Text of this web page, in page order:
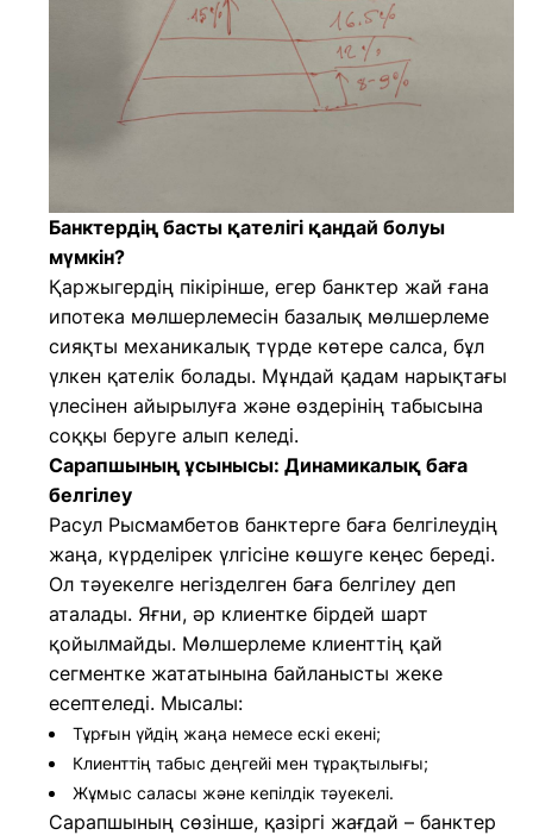
Банктердің басты қателігі қандай болуы
мүмкін?
Қаржыгердің пікірінше, егер банктер жай ғана
ипотека мөлшерлемесін базалық мөлшерлеме
сияқты механикалық түрде көтере салса, бұл
үлкен қателік болады. Мұндай қадам нарықтағы
үлесінен айырылуға және өздерінің табысына
соққы беруге алып келеді.
Сарапшының ұсынысы: Динамикалық баға
белгілеу
Расул Рысмамбетов банктерге баға белгілеудің
жаңа, күрделірек үлгісіне көшуге кеңес береді.
Ол тәуекелге негізделген баға белгілеу деп
аталады. Яғни, әр клиентке бірдей шарт
қойылмайды. Мөлшерлеме клиенттің қай
сегментке жататынына байланысты жеке
есептеледі. Мысалы:
Тұрғын үйдің жаңа немесе ескі екені;
Клиенттің табыс деңгейі мен тұрақтылығы;
Жұмыс саласы және кепілдік тәуекелі.
Сарапшының сөзінше, қазіргі жағдай – банктер